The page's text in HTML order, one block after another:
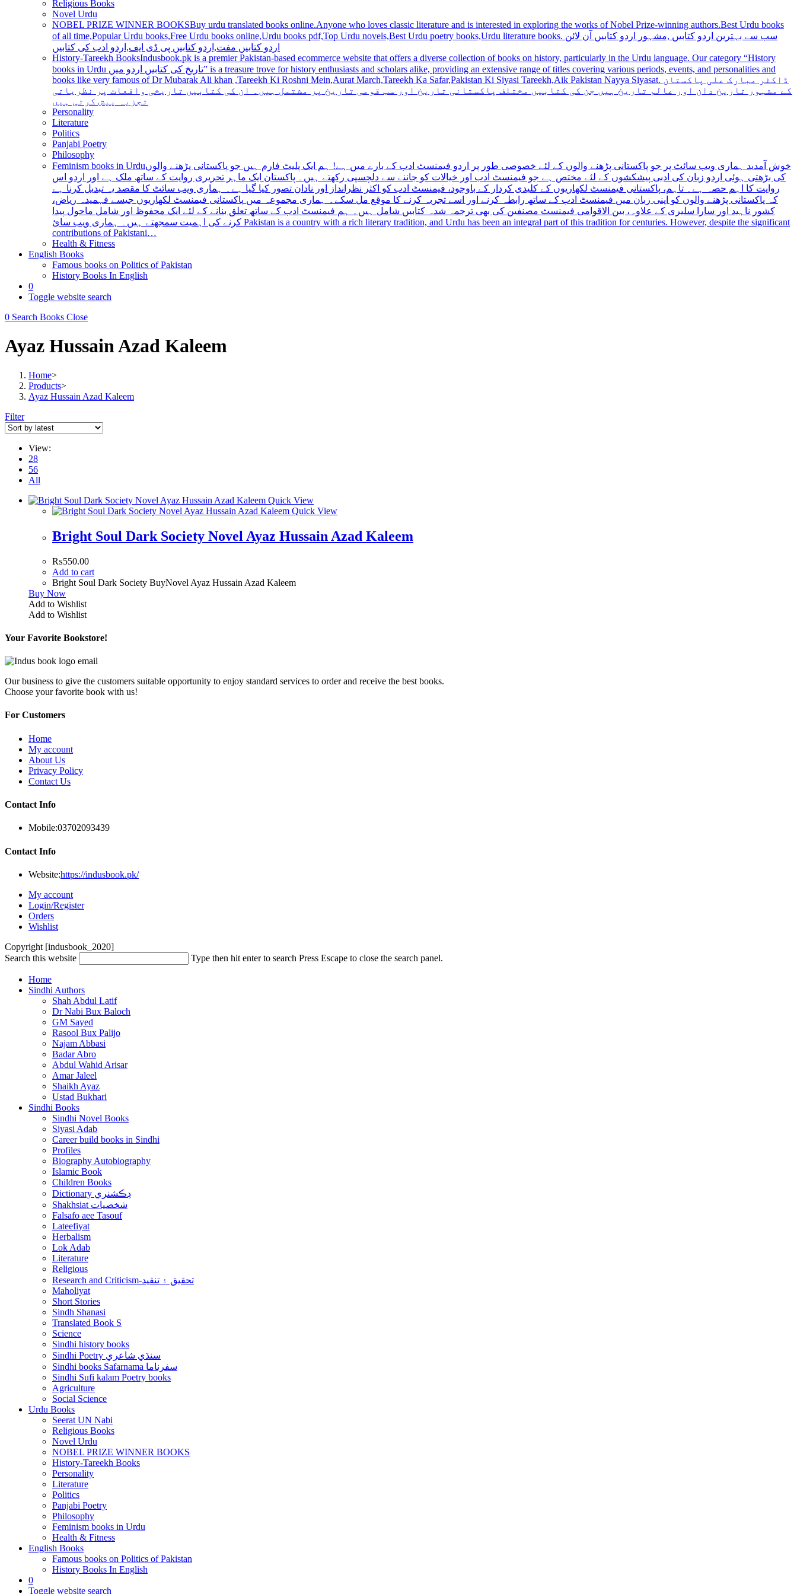
Religious Books
Novel Urdu
NOBEL PRIZE WINNER BOOKSBuy urdu translated books online.Anyone who loves classic literature and is interested in exploring the works of Nobel Prize-winning authors.Best Urdu books
of all time,Popular Urdu books,Free Urdu books online,Urdu books pdf,Top Urdu novels,Best Urdu poetry books,Urdu literature books. سب سے بہترین اردو کتابیں ,مشہور اردو کتابیں آن لائن
اردو کتابیں مفت,اردو کتابیں پی ڈی ایف,اردو ادب کی کتابیں
History-Tareekh BooksIndusbook.pk is a premier Pakistan-based ecommerce website that offers a diverse collection of books on history, particularly in the Urdu language. Our category “History
books in Urdu تاریخ کی کتابیں اردو میں” is a treasure trove for history enthusiasts and scholars alike, providing an extensive range of titles covering various periods, events, and personalities and
books like very famous of Dr Mubarak Ali khan ,Tareekh Ki Roshni Mein,Aurat March,Tareekh Ka Safar,Pakistan Ki Siyasi Tareekh,Aik Pakistan Nayya Siyasat. ڈاکٹر مبارک علی پاکستان
کے مشہور تاریخ دان اور عالم تاریخ ہیں جن کی کتابیں مختلف پاکستانی تاریخ اور سب قومی تاریخ پر مشتمل ہیں۔ ان کی کتابیں تاریخی واقعات پر نظریاتی
تجزیہ پیش کرتی ہیں
Personality
Literature
Politics
Panjabi Poetry
Philosophy
Feminism books in Urduخوش آمدید ہماری ویب سائٹ پر جو پاکستانی پڑھنے والوں کے لئے خصوصی طور پر اردو فیمنسٹ ادب کے بارے میں ہے! ہم ایک پلیٹ فارم ہیں جو پاکستانی پڑھنے والوں
کی بڑھتی ہوئی اردو زبان کی ادبی پیشکشوں کے لئے مختص ہے جو فیمنسٹ ادب اور خیالات کو جاننے سے دلچسپی رکھتے ہیں۔ پاکستان ایک ماہر تحریری روایت کے ساتھ ملک ہے اور اردو اس
روایت کا اہم حصہ ہے۔ تاہم، پاکستانی فیمنسٹ لکھاریوں کے کلیدی کردار کے باوجود، فیمنسٹ ادب کو اکثر نظرانداز اور نادان تصور کیا گیا ہے۔ ہماری ویب سائٹ کا مقصد یہ تبدیل کرنا ہے
کہ پاکستانی پڑھنے والوں کو اپنی زبان میں فیمنسٹ ادب کے ساتھ رابطہ کرنے اور اسے تجربہ کرنے کا موقع مل سکے۔ ہماری مجموعہ میں پاکستانی فیمنسٹ لکھاریوں جیسے فہمیدہ ریاض،
کشور ناہید اور سارا سلیری کے علاوہ، بین الاقوامی فیمنسٹ مصنفین کی بھی ترجمہ شدہ کتابیں شامل ہیں۔ ہم فیمنسٹ ادب کے ساتھ تعلق بنانے کے لئے ایک محفوظ اور شامل ماحول پیدا
کرنے کی اہمیت سمجھتے ہیں۔ ہماری ویب سائ Pakistan is a country with a rich literary tradition, and Urdu has been an integral part of this tradition for centuries. However, despite the significant
contributions of Pakistani…
Health & Fitness
English Books
Famous books on Politics of Pakistan
History Books In English
0
Toggle website search
0 Search Books Close
Ayaz Hussain Azad Kaleem
Home>
Products>
Ayaz Hussain Azad Kaleem
Filter
View:
28
56
All
Quick View
Quick View
Bright Soul Dark Society Novel Ayaz Hussain Azad Kaleem
₨550.00
Add to cart
Bright Soul Dark Society BuyNovel Ayaz Hussain Azad Kaleem
Buy Now
Add to Wishlist
Add to Wishlist
Your Favorite Bookstore!
Our business to give the customers suitable opportunity to enjoy standard services to order and receive the best books.
Choose your favorite book with us!
For Customers
Home
My account
About Us
Privacy Policy
Contact Us
Contact Info
Mobile:03702093439
Contact Info
Website:https://indusbook.pk/
My account
Login/Register
Orders
Wishlist
Copyright [indusbook_2020]
Search this website
Type then hit enter to search Press Escape to close the search panel.
Home
Sindhi Authors
Shah Abdul Latif
Dr Nabi Bux Baloch
GM Sayed
Rasool Bux Palijo
Najam Abbasi
Badar Abro
Abdul Wahid Arisar
Amar Jaleel
Shaikh Ayaz
Ustad Bukhari
Sindhi Books
Sindhi Novel Books
Siyasi Adab
Career build books in Sindhi
Profiles
Biography Autobiography
Islamic Book
Children Books
Dictionary ڊڪشنري
Shakhsiat شخصيات
Falsafo aee Tasouf
Lateefiyat
Herbalism
Lok Adab
Literature
Religious
Research and Criticism-تحقيق ۽ تنقيد
Maholiyat
Short Stories
Sindh Shanasi
Translated Book S
Science
Sindhi history books
Sindhi Poetry سنڌي شاعري
Sindhi books Safarnama سفرناما
Sindhi Sufi kalam Poetry books
Agriculture
Social Science
Urdu Books
Seerat UN Nabi
Religious Books
Novel Urdu
NOBEL PRIZE WINNER BOOKS
History-Tareekh Books
Personality
Literature
Politics
Panjabi Poetry
Philosophy
Feminism books in Urdu
Health & Fitness
English Books
Famous books on Politics of Pakistan
History Books In English
0
Toggle website search